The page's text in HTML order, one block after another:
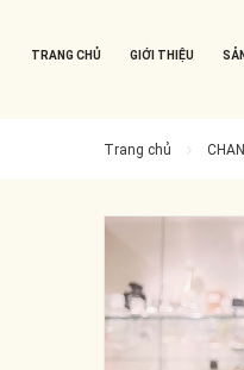
TRANG CHỦ GIỚI THIỆU
Trang chủ